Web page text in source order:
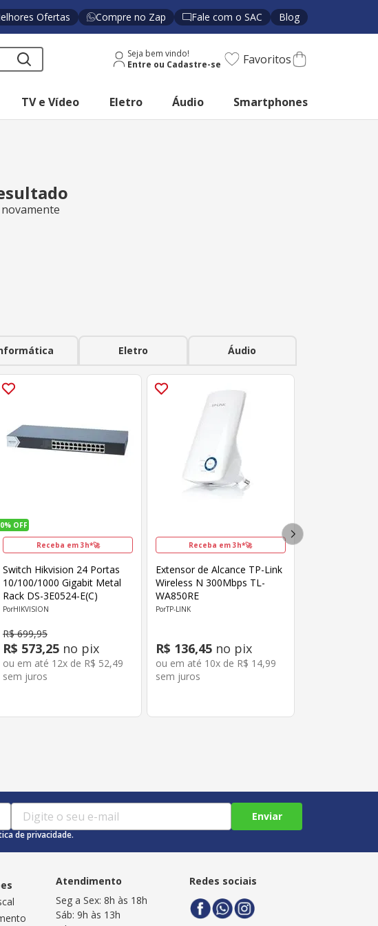
Ofertas Compre no Zap Fale com o SAC Blog
Seja bem vindo! Favoritos
TV e Vídeo Eletro Áudio Smartphones
Eletro Áudio
OFF
Receba em 3h*🚀
Switch Hikvision 24 Portas
10/100/1000 Gigabit Metal
Rack DS-3E0524-E(C)
HIKVISION
R$ 699,95
R$ 573,25no pix
ou em até 12x de R$ 52,49
sem juros
Receba em 3h*🚀
Extensor de Alcance TP-Link
Wireless N 300Mbps TL-
WA850RE
TP-LINK
R$ 136,45no pix
ou em até 10x de R$ 14,99
sem juros
Enviar
de privacidade.
Atendimento
Seg a Sex: 8h às 18h
Sáb: 9h às 13h
Redes sociais